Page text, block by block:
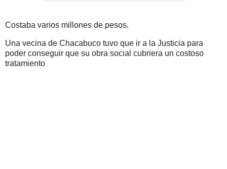
Costaba varios millones de pesos.
Una vecina de Chacabuco tuvo que ir a la Justicia para
poder conseguir que su obra social cubriera un costoso
tratamiento